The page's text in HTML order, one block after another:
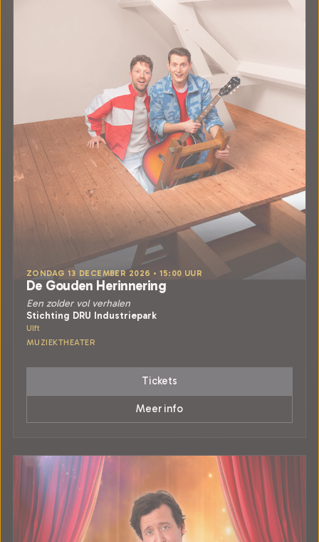
ZONDAG 13 DECEMBER 2026 • 15:00 UUR
De Gouden Herinnering
Een zolder vol verhalen
Stichting DRU Industriepark
Ulft
MUZIEKTHEATER
Tickets
Meer info